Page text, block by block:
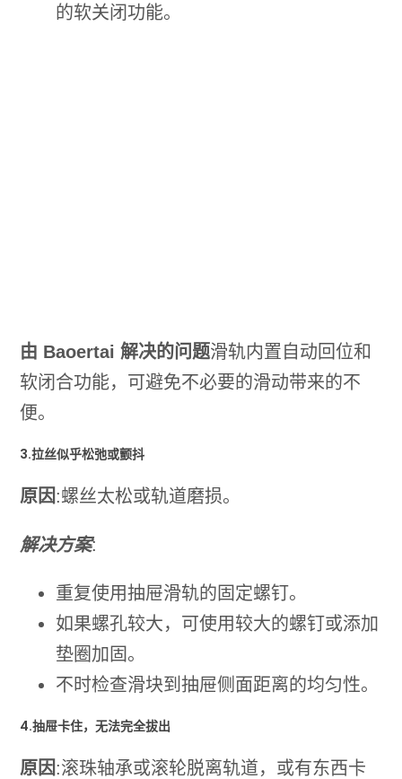
的软关闭功能。
由 Baoertai 解决的问题滑轨内置自动回位和
软闭合功能，可避免不必要的滑动带来的不
便。
3.拉丝似乎松弛或颤抖
原因:螺丝太松或轨道磨损。
解决方案:
重复使用抽屉滑轨的固定螺钉。
如果螺孔较大，可使用较大的螺钉或添加
垫圈加固。
不时检查滑块到抽屉侧面距离的均匀性。
4.抽屉卡住，无法完全拔出
原因:滚珠轴承或滚轮脱离轨道，或有东西卡